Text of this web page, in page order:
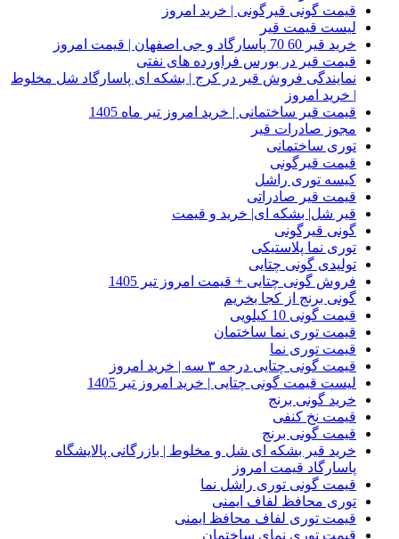
قیمت گونی قیرگونی | خرید امروز
لیست قیمت قیر
خرید قیر 60 70 پاسارگاد و جی اصفهان | قیمت امروز
قیمت قیر در بورس فراورده های نفتی
نمایندگی فروش قیر در کرج | بشکه ای پاسارگاد شل مخلوط
| خرید امروز
قیمت قیر ساختمانی | خرید امروز تیر ماه 1405
مجوز صادرات قیر
توری ساختمانی
قیمت قیرگونی
کیسه توری راشل
قیمت قیر صادراتی
قیر شل| بشکه ای| خرید و قیمت
گونی قیرگونی
توری نما پلاستیکی
تولیدی گونی چتایی
فروش گونی چتایی + قیمت امروز تیر 1405
گونی برنج از کجا بخریم
قیمت گونی 10 کیلویی
قیمت توری نما ساختمان
قیمت توری نما
قیمت گونی چتایی درجه ۳ سه | خرید امروز
لیست قیمت گونی چتایی | خرید امروز تیر 1405
خرید گونی برنج
قیمت نخ کنفی
قیمت گونی برنج
خرید قیر بشکه ای شل و مخلوط | بازرگانی پالایشگاه
پاسارگاد قیمت امروز
قیمت گونی توری راشل نما
توری محافظ لفاف ایمنی
قیمت توری لفاف محافظ ایمنی
قیمت توری نمای ساختمان